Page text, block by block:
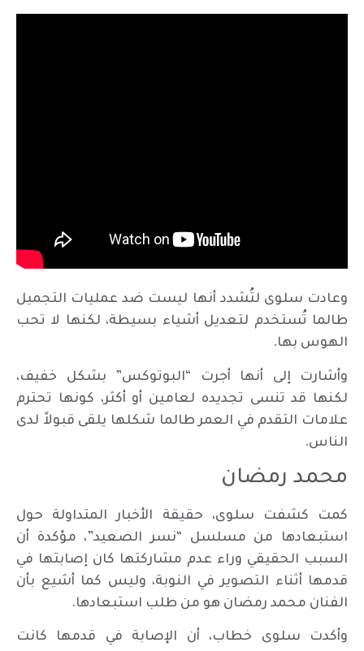
وعادت سلوى لتُشدد أنها ليست ضد عمليات التجميل
طالما تُستخدم لتعديل أشياء بسيطة، لكنها لا تحب
الهوس بها.
وأشارت إلى أنها أجرت “البوتوكس” بشكل خفيف،
لكنها قد تنسى تجديده لعامين أو أكثر، كونها تحترم
علامات التقدم في العمر طالما شكلها يلقى قبولاً لدى
الناس.
محمد رمضان
كمت كشفت سلوى، حقيقة الأخبار المتداولة حول
استبعادها من مسلسل “نسر الصعيد”، مؤكدة أن
السبب الحقيقي وراء عدم مشاركتها كان إصابتها في
قدمها أثناء التصوير في النوبة، وليس كما أشيع بأن
الفنان محمد رمضان هو من طلب استبعادها.
وأكدت سلوى خطاب، أن الإصابة في قدمها كانت